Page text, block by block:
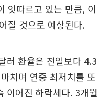
잇따르고 있는 만큼, 이
질 것으로 예상된다.
러 환율은 전일보다 4.3
치며 연중 최저치를 또
이어진 하락세다. 3개월